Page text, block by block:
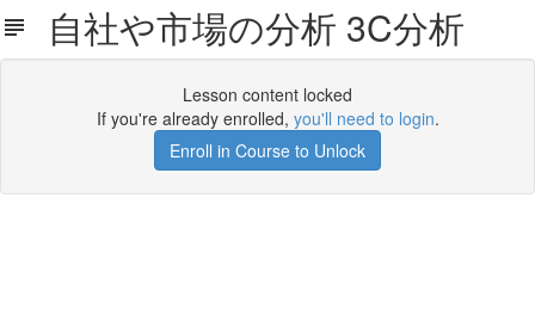
自社や市場の分析 3C分析
Lesson content locked
If you're already enrolled, you'll need to login.
Enroll in Course to Unlock